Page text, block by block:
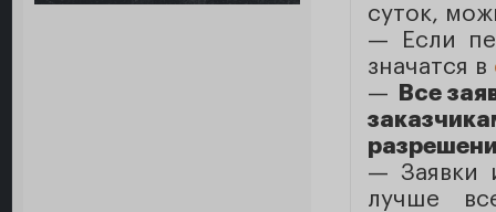
суток,
— Eсли
значатся в
—
Все
— Заявки
лучше